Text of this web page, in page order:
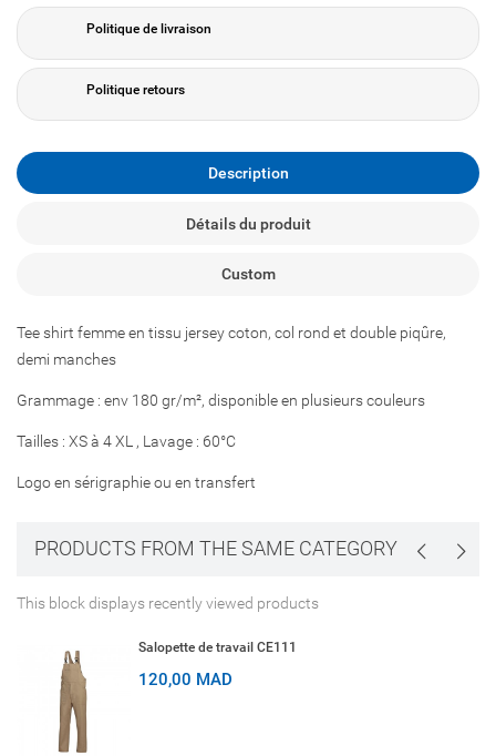
Politique de livraison
Politique retours
Description
Détails du produit
Custom
Tee shirt femme en tissu jersey coton, col rond et double piqûre,
demi manches
Grammage : env 180 gr/m², disponible en plusieurs couleurs
Tailles : XS à 4 XL , Lavage : 60°C
Logo en sérigraphie ou en transfert
PRODUCTS FROM THE SAME CATEGORY
This block displays recently viewed products
Salopette de travail CE111
120,00 MAD